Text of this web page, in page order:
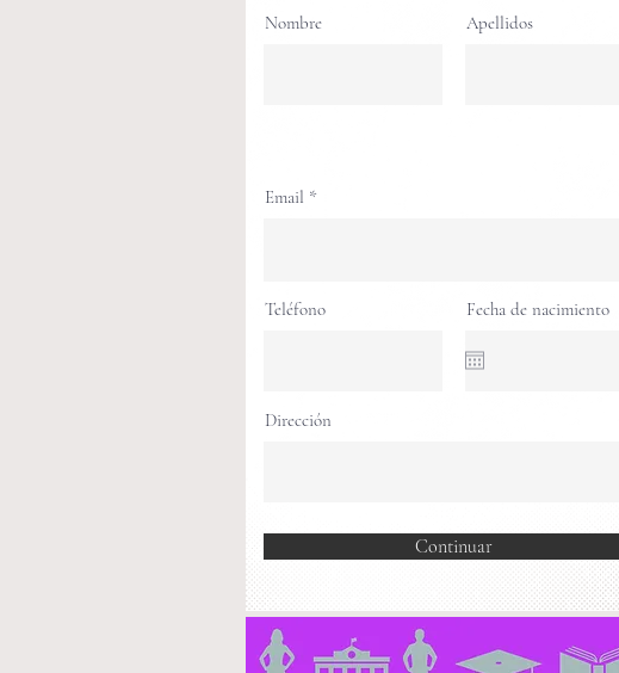
Nombre Apellidos
Email
Teléfono Fecha de nacimiento
Dirección
Continuar